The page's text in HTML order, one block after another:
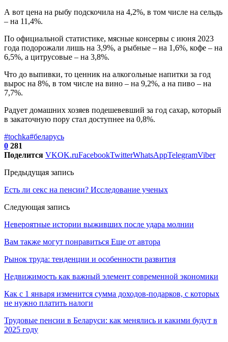
А вот цена на рыбу подскочила на 4,2%, в том числе на сельдь
– на 11,4%.
По официальной статистике, мясные консервы с июня 2023
года подорожали лишь на 3,9%, а рыбные – на 1,6%, кофе – на
6,5%, а цитрусовые – на 3,8%.
Что до выпивки, то ценник на алкогольные напитки за год
вырос на 8%, в том числе на вино – на 9,2%, а на пиво – на
7,7%.
Радует домашних хозяев подешевевший за год сахар, который
в закаточную пору стал доступнее на 0,8%.
#tochka#беларусь
0 281
Поделится VKOK.ruFacebookTwitterWhatsAppTelegramViber
Предыдущая запись
Есть ли секс на пенсии? Исследование ученых
Следующая запись
Невероятные истории выживших после удара молнии
Вам также могут понравиться Еще от автора
Рынок труда: тенденции и особенности развития
Недвижимость как важный элемент современной экономики
Как с 1 января изменится сумма доходов-подарков, с которых
не нужно платить налоги
Трудовые пенсии в Беларуси: как менялись и какими будут в
2025 году